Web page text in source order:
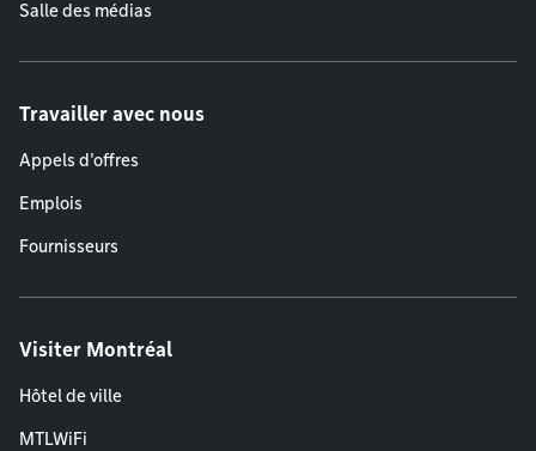
Salle des médias
Travailler avec nous
Appels d'offres
Emplois
Fournisseurs
Visiter Montréal
Hôtel de ville
MTLWiFi